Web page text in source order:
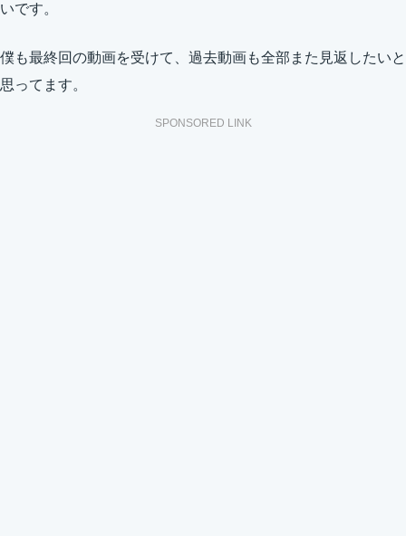
いです。
僕も最終回の動画を受けて、過去動画も全部また見返したいと
思ってます。
SPONSORED LINK